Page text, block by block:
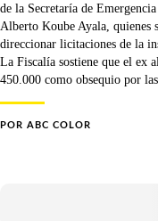
de la Secretaría de
Alberto Koube Ayala, quienes
direccionar licitaciones de la
La Fiscalía sostiene que el ex
450.000 como obsequio por las
POR ABC COLOR